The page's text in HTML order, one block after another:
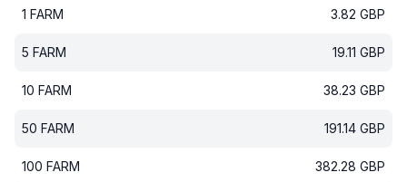
1 FARM 3.82 GBP
5 FARM 19.11 GBP
10 FARM 38.23 GBP
50 FARM 191.14 GBP
100 FARM 382.28 GBP